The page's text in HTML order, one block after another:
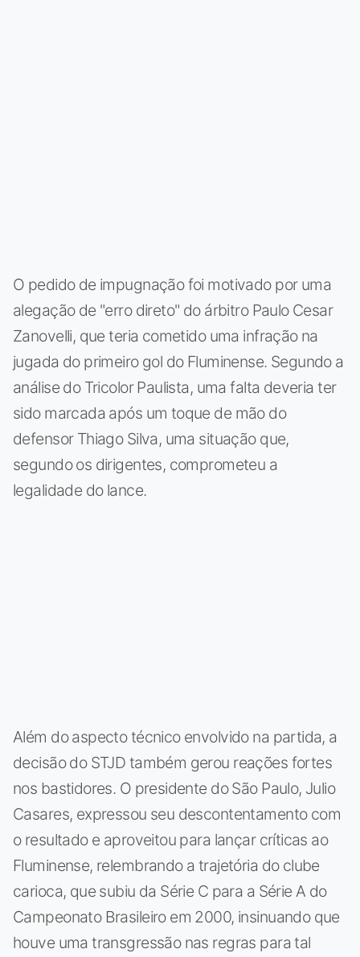
O pedido de impugnação foi motivado por uma
alegação de "erro direto" do árbitro Paulo Cesar
Zanovelli, que teria cometido uma infração na
jugada do primeiro gol do Fluminense. Segundo a
análise do Tricolor Paulista, uma falta deveria ter
sido marcada após um toque de mão do
defensor Thiago Silva, uma situação que,
segundo os dirigentes, comprometeu a
legalidade do lance.
Além do aspecto técnico envolvido na partida, a
decisão do STJD também gerou reações fortes
nos bastidores. O presidente do São Paulo, Julio
Casares, expressou seu descontentamento com
o resultado e aproveitou para lançar críticas ao
Fluminense, relembrando a trajetória do clube
carioca, que subiu da Série C para a Série A do
Campeonato Brasileiro em 2000, insinuando que
houve uma transgressão nas regras para tal